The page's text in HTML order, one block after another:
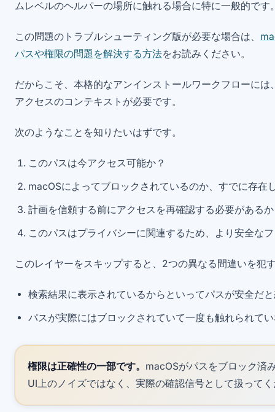
ムレベルのヘルパーの場所に触れる場合に特に一般的です
この問題のトラブルシューティング版が必要な場合は、
パスや権限の問題を解決する方法をお読みください。
だからこそ、本格的なアンインストールワークフローに
アクセスのコンテキストが必要です。
次のようなことを知りたいはずです。
このパスは今アクセス可能か？
macOSによってブロックされているのか、すでに存在
計画を信頼する前にアクセスを再確認する必要がある
このパスはプライバシーに関連するため、より安全な
このレイヤーをスキップすると、2つの異なる間違いを犯
検索結果に表示されているからといってパスが安全だ
パスが実際にはブロックされていて一度も触れられて
権限は正確性の一部です。 macOSがパスをブロック済
UI上のノイズではなく、実際の確認信号として扱って